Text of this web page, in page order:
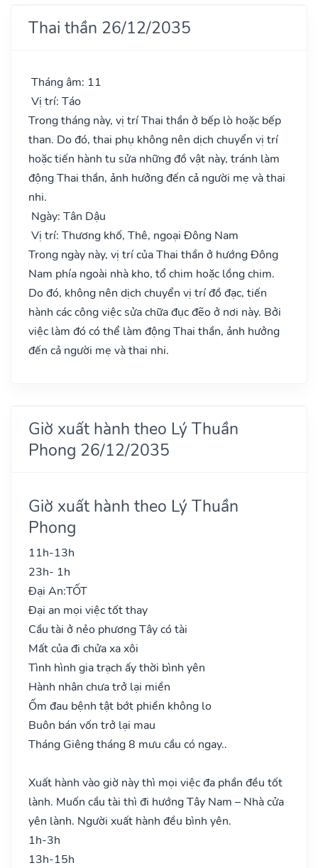
Thai thần 26/12/2035
Tháng âm: 11
Vị trí: Táo
Trong tháng này, vị trí Thai thần ở bếp lò hoặc bếp
than. Do đó, thai phụ không nên dịch chuyển vị trí
hoặc tiến hành tu sửa những đồ vật này, tránh làm
động Thai thần, ảnh hưởng đến cả người mẹ và thai
nhi.
Ngày: Tân Dậu
Vị trí: Thương khố, Thê, ngoại Đông Nam
Trong ngày này, vị trí của Thai thần ở hướng Đông
Nam phía ngoài nhà kho, tổ chim hoặc lồng chim.
Do đó, không nên dịch chuyển vị trí đồ đạc, tiến
hành các công việc sửa chữa đục đẽo ở nơi này. Bởi
việc làm đó có thể làm động Thai thần, ảnh hưởng
đến cả người mẹ và thai nhi.
Giờ xuất hành theo Lý Thuần
Phong 26/12/2035
Giờ xuất hành theo Lý Thuần
Phong
11h-13h
23h- 1h
Đại An:TỐT
Đại an mọi việc tốt thay
Cầu tài ở nẻo phương Tây có tài
Mất của đi chửa xa xôi
Tình hình gia trạch ấy thời bình yên
Hành nhân chưa trở lại miền
Ốm đau bệnh tật bớt phiền không lo
Buôn bán vốn trở lại mau
Tháng Giêng tháng 8 mưu cầu có ngay..
Xuất hành vào giờ này thì mọi việc đa phần đều tốt
lành. Muốn cầu tài thì đi hướng Tây Nam – Nhà cửa
yên lành. Người xuất hành đều bình yên.
1h-3h
13h-15h